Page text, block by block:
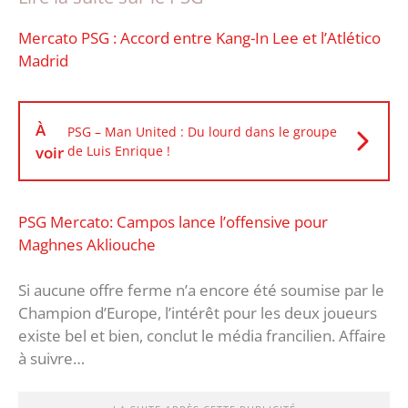
Mercato PSG : Accord entre Kang-In Lee et l’Atlético
Madrid
À
voir
PSG – Man United : Du lourd dans le groupe
de Luis Enrique !
PSG Mercato: Campos lance l’offensive pour
Maghnes Akliouche
Si aucune offre ferme n’a encore été soumise par le
Champion d’Europe, l’intérêt pour les deux joueurs
existe bel et bien, conclut le média francilien. Affaire
à suivre…